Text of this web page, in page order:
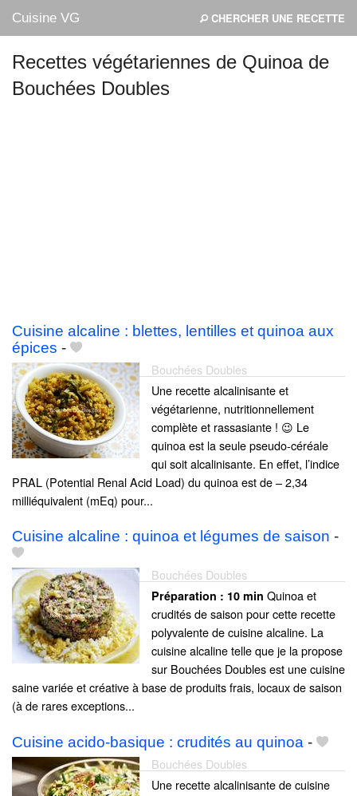
Cuisine VG CHERCHER UNE RECETTE
Recettes végétariennes de Quinoa de
Bouchées Doubles
Cuisine alcaline : blettes, lentilles et quinoa aux
épices -
Bouchées Doubles
Une recette alcalinisante et
végétarienne, nutritionnellement
complète et rassasiante ! 😉 Le
quinoa est la seule pseudo-céréale
qui soit alcalinisante. En effet, l’indice
PRAL (Potential Renal Acid Load) du quinoa est de – 2,34
milliéquivalent (mEq) pour...
Cuisine alcaline : quinoa et légumes de saison -
Bouchées Doubles
Préparation : 10 min Quinoa et
crudités de saison pour cette recette
polyvalente de cuisine alcaline. La
cuisine alcaline telle que je la propose
sur Bouchées Doubles est une cuisine
saine variée et créative à base de produits frais, locaux de saison
(à de rares exceptions...
Cuisine acido-basique : crudités au quinoa -
Bouchées Doubles
Une recette alcalinisante de cuisine